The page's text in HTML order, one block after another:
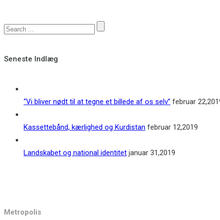
Seneste Indlæg
“Vi bliver nødt til at tegne et billede af os selv” februar
Kassettebånd, kærlighed og Kurdistan februar 12,2019
Landskabet og national identitet januar 31,2019
Metropolis